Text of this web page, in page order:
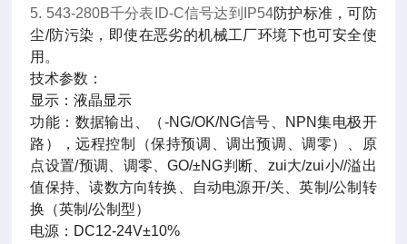
5. 543-280B千分表ID-C信号达到IP54防护标准，可防
尘/防污染，即使在恶劣的机械工厂环境下也可安全使
用。
技术参数：
显示：液晶显示
功能：数据输出、（-NG/OK/NG信号、NPN集电极开
路），远程控制（保持预调、调出预调、调零）、原
点设置/预调、调零、GO/±NG判断、zui大/zui小//溢出
值保持、读数方向转换、自动电源开/关、英制/公制转
换（英制/公制型）
电源：DC12-24V±10%